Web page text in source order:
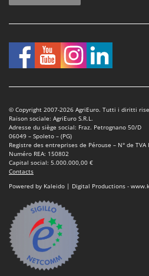
© Copyright 2007-2026 AgriEuro. Tutti i diritti
Raison sociale: AgriEuro S.R.L.
Adresse du siège social: Fraz. Petrognano 50/D
06049 – Spoleto – (PG)
Registre des entreprises de Pérouse – N° de
Numéro REA: 150802
Capital social: 5.000.000,00 €
Contacts
Powered by Kaleido | Digital Productions -